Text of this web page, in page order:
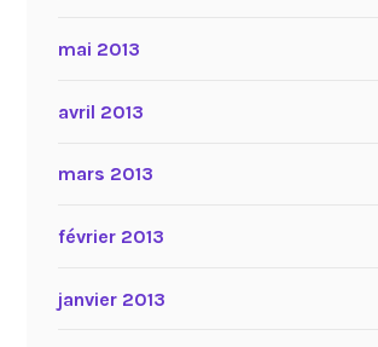
mai 2013
avril 2013
mars 2013
février 2013
janvier 2013